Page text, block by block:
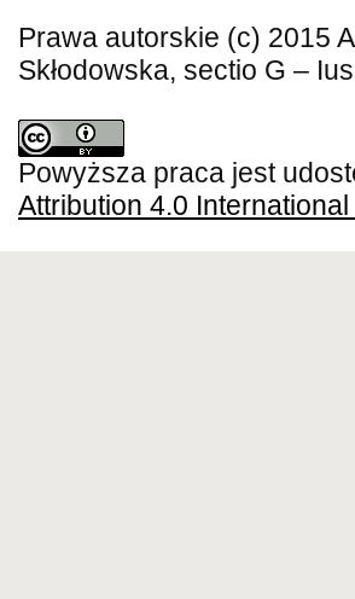
Prawa autorskie (c) 2015
Skłodowska, sectio G – Ius
Powyższa praca jest
Attribution 4.0